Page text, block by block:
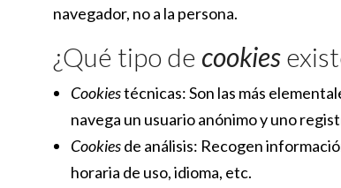
navegador, no a la persona.
¿Qué tipo de cookies
Cookiestécnicas: Son las más
navega un usuario anónimo y uno
Cookiesde análisis: Recogen
horaria de uso, idioma, etc.